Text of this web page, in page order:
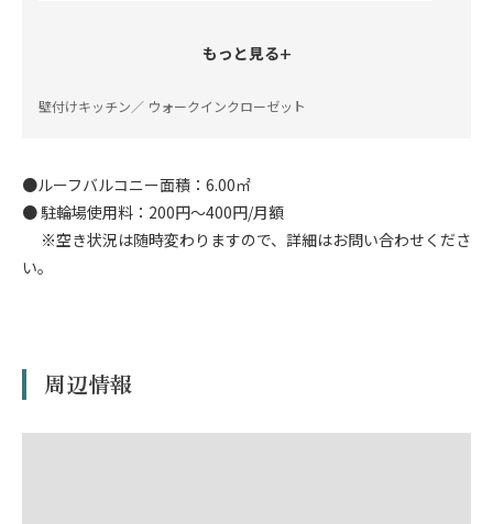
もっと見る+
壁付けキッチン／ ウォークインクローゼット
●ルーフバルコニー面積：6.00㎡
● 駐輪場使用料：200円～400円/月額
※空き状況は随時変わりますので、詳細はお問い合わせくださ
い。
周辺情報